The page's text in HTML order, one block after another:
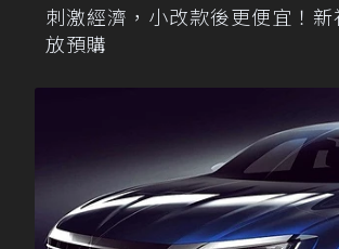
刺激經濟，小改款後更便宜！
放預購